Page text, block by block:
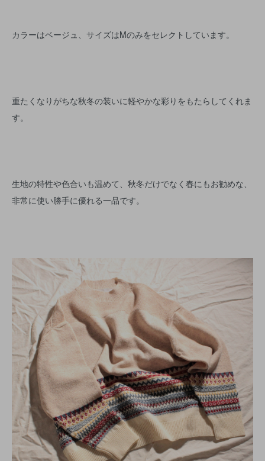
カラーはベージュ、サイズはMのみをセレクトしています。
重たくなりがちな秋冬の装いに軽やかな彩りをもたらしてくれま
す。
生地の特性や色合いも温めて、秋冬だけでなく春にもお勧めな、
非常に使い勝手に優れる一品です。